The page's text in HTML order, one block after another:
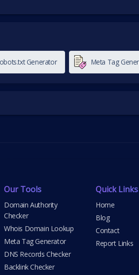
Generator Meta Tag
Our Tools
Domain Authority
Checker
Whois Domain Lookup
Meta Tag Generator
DNS Records Checker
Backlink Checker
Quick Links
Home
Blog
Contact
Report Links